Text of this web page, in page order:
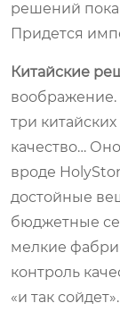
решений пока
Придется
Китайские
три
качество…
вроде
достойные
бюджетные
мелкие
контроль
«и так сойдет».